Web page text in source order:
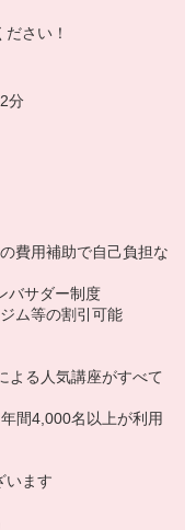
さい！
分
費用補助で自己負担な
バサダー制度
ム等の割引可能
よる人気講座がすべて
間4,000名以上が利用
います